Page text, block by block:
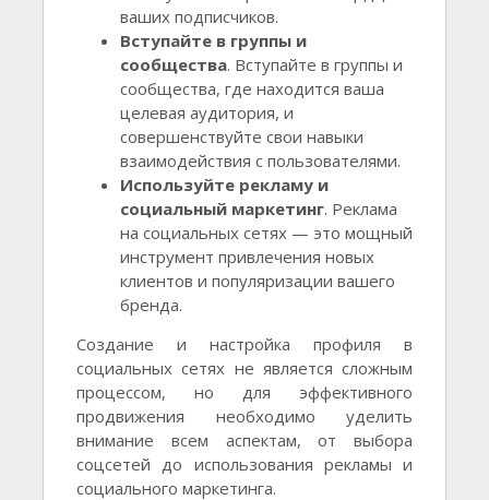
ваших подписчиков.
Вступайте в группы и
сообщества. Вступайте в группы и
сообщества, где находится ваша
целевая аудитория, и
совершенствуйте свои навыки
взаимодействия с пользователями.
Используйте рекламу и
социальный маркетинг. Реклама
на социальных сетях — это мощный
инструмент привлечения новых
клиентов и популяризации вашего
бренда.
Создание и настройка профиля в
социальных сетях не является сложным
процессом, но для эффективного
продвижения необходимо уделить
внимание всем аспектам, от выбора
соцсетей до использования рекламы и
социального маркетинга.